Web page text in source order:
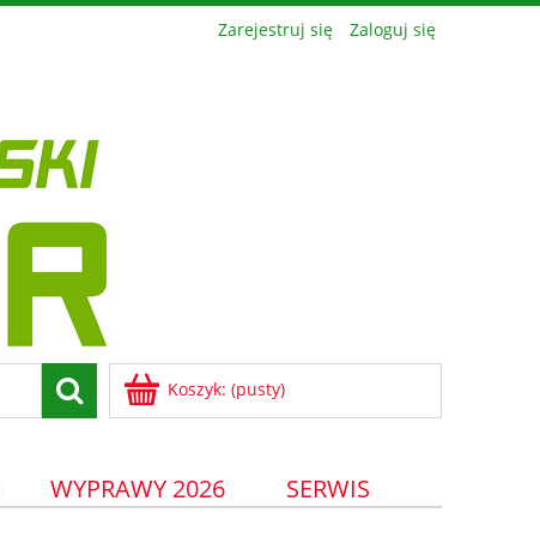
Zarejestruj się Zaloguj się
Koszyk: (pusty)
WYPRAWY 2026
SERWIS